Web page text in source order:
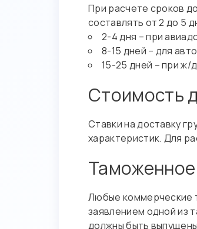
При расчете сроков
составлять от 2 до 5
2-4 дня – при
8-15 дней – для
15-25 дней – при
Стоимость
Ставки на доставку
характеристик. Для
Любые коммерческие
заявлением одной из
должны быть